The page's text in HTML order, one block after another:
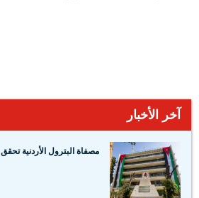
آخر الأخبار
مصفاة البترول الأردنية تحقق 62.1 مليون دينار أرباحاً صا...